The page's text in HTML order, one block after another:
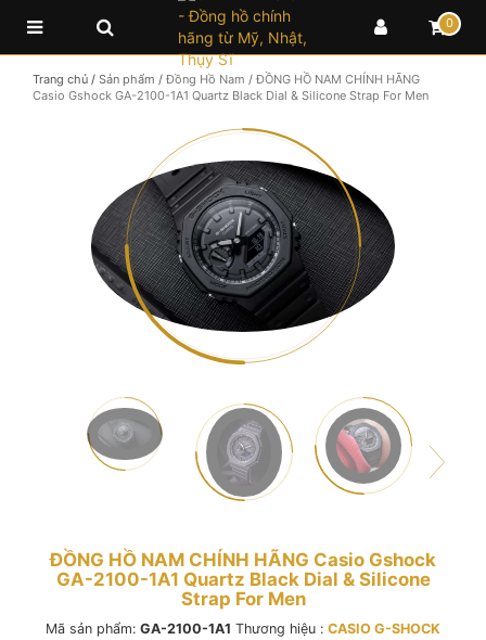
0
Trang chủ / Sản phẩm / Đồng Hồ Nam / ĐỒNG HỒ NAM CHÍNH HÃNG
Casio Gshock GA-2100-1A1 Quartz Black Dial & Silicone Strap For Men
ĐỒNG HỒ NAM CHÍNH HÃNG Casio Gshock
GA-2100-1A1 Quartz Black Dial & Silicone
Strap For Men
Mã sản phẩm: GA-2100-1A1 Thương hiệu : CASIO G-SHOCK